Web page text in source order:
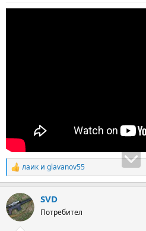
:
R
e
c
t
i
лаик и glavanov55
SVD
Потребител